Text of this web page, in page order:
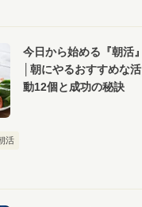
今日から始める『朝活』
│朝にやるおすすめな活
動12個と成功の秘訣
活